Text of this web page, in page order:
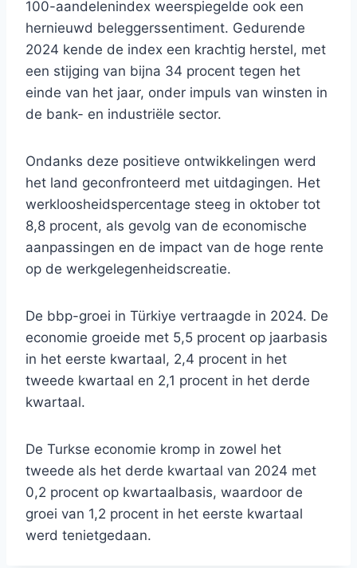
100-aandelenindex weerspiegelde ook een
hernieuwd beleggerssentiment. Gedurende
2024 kende de index een krachtig herstel, met
een stijging van bijna 34 procent tegen het
einde van het jaar, onder impuls van winsten in
de bank- en industriële sector.
Ondanks deze positieve ontwikkelingen werd
het land geconfronteerd met uitdagingen. Het
werkloosheidspercentage steeg in oktober tot
8,8 procent, als gevolg van de economische
aanpassingen en de impact van de hoge rente
op de werkgelegenheidscreatie.
De bbp-groei in Türkiye vertraagde in 2024. De
economie groeide met 5,5 procent op jaarbasis
in het eerste kwartaal, 2,4 procent in het
tweede kwartaal en 2,1 procent in het derde
kwartaal.
De Turkse economie kromp in zowel het
tweede als het derde kwartaal van 2024 met
0,2 procent op kwartaalbasis, waardoor de
groei van 1,2 procent in het eerste kwartaal
werd tenietgedaan.